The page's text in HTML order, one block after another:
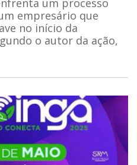
um processo
empresário que
no início da
o autor da ação,